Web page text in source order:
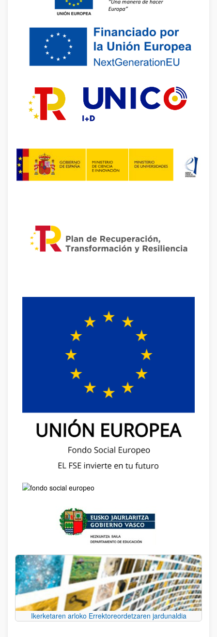
Ikerketaren arloko Errektoreordetzaren jardunaldia